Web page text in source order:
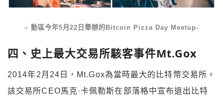
– 動區今年5月22日舉辦的Bitcoin Pizza Day Meetup-
四、史上最大交易所駭客事件Mt.Gox
2014年2月24日，Mt.Gox為當時最大的比特幣交易所。
該交易所CEO馬克·卡佩勒斯在部落格中宣布退出比特